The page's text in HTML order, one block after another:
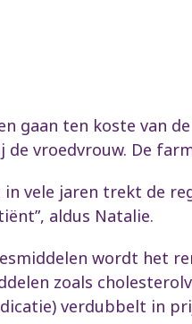
gaan ten koste van
de vroedvrouw. De
in vele jaren trekt de
aldus Natalie.
wordt het
zoals
verdubbelt in